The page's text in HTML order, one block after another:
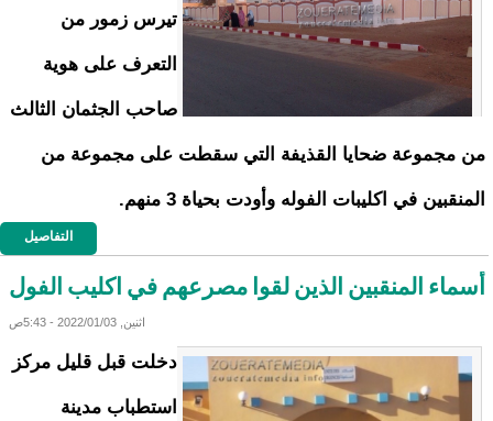
تيرس زمور من
التعرف على هوية
صاحب الجثمان الثالث
من مجموعة ضحايا القذيفة التي سقطت على مجموعة من
المنقبين في اكليبات الفوله وأودت بحياة 3 منهم.
التفاصيل
أسماء المنقبين الذين لقوا مصرعهم في اكليب الفول
اثنين, 2022/01/03 - 5:43ص
دخلت قبل قليل مركز
استطباب مدينة